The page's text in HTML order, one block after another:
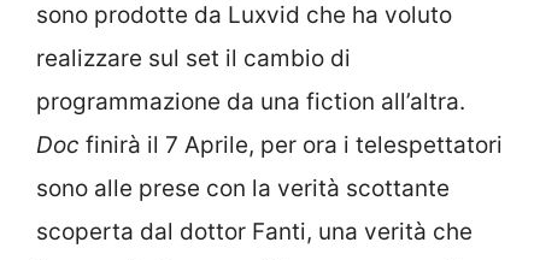
sono prodotte da Luxvid che ha voluto
realizzare sul set il cambio di
programmazione da una fiction all’altra.
Doc finirà il 7 Aprile, per ora i telespettatori
sono alle prese con la verità scottante
scoperta dal dottor Fanti, una verità che